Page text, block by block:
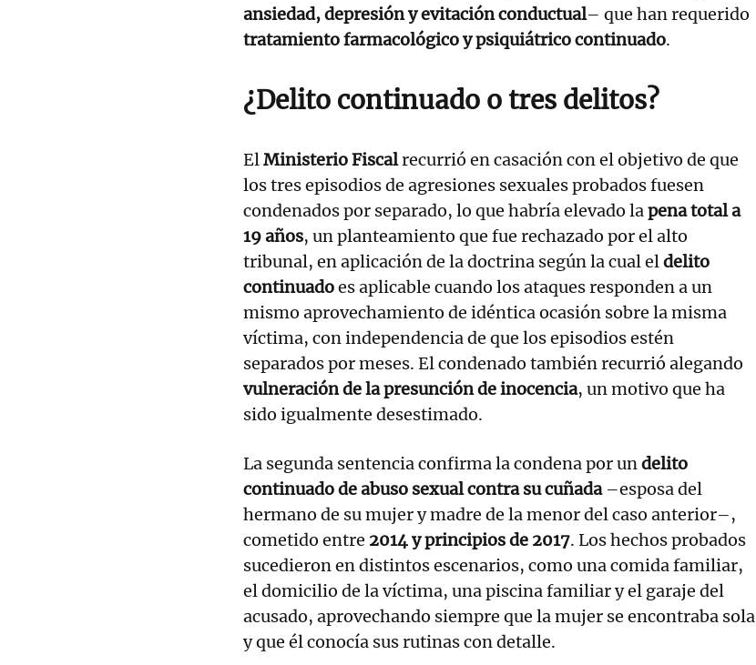
ansiedad, depresión y evitación conductual– que han requerido
tratamiento farmacológico y psiquiátrico continuado.
¿Delito continuado o tres delitos?
ElMinisterio Fiscalrecurrió en casación con el objetivo de que
los tres episodios de agresiones sexuales probados fuesen
condenados por separado, lo que habría elevado lapena total a
19 años, un planteamiento que fue rechazado por el alto
tribunal, en aplicación de la doctrina según la cual eldelito
continuadoes aplicable cuando los ataques responden a un
mismo aprovechamiento de idéntica ocasión sobre la misma
víctima, con independencia de que los episodios estén
separados por meses. El condenado también recurrió alegando
vulneración de la presunción de inocencia, un motivo que ha
sido igualmente desestimado.
La segunda sentencia confirma la condena por undelito
continuado de abuso sexual contra su cuñada–esposa del
hermano de su mujer y madre de la menor del caso anterior–,
cometido entre 2014 y principios de 2017. Los hechos probados
sucedieron en distintos escenarios, como una comida familiar,
el domicilio de la víctima, una piscina familiar y el garaje del
acusado, aprovechando siempre que la mujer se encontraba sola
y que él conocía sus rutinas con detalle.